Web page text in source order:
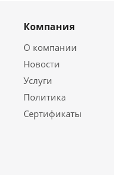
Компания
О компании
Новости
Услуги
Политика
Сертификаты